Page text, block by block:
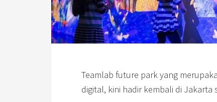
Teamlab future park yang
digital, kini hadir kembali di Jakarta